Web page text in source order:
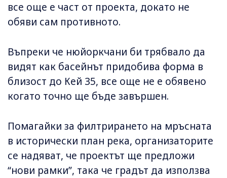
все още е част от проекта, докато не
обяви сам противното.
Въпреки че нюйоркчани би трябвало да
видят как басейнът придобива форма в
близост до Кей 35, все още не е обявено
когато точно ще бъде завършен.
Помагайки за филтрирането на мръсната
в исторически план река, организаторите
се надяват, че проектът ще предложи
“нови рамки”, така че градът да използва